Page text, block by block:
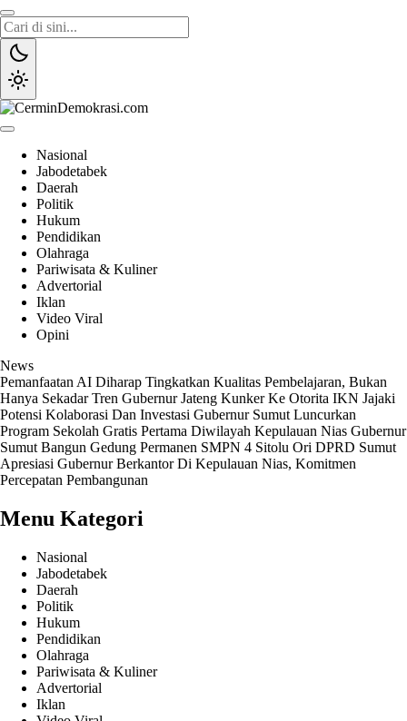
Lewati
ke
konten
Nasional
Jabodetabek
Daerah
Politik
Hukum
Pendidikan
Olahraga
Pariwisata & Kuliner
Advertorial
Iklan
Video Viral
Opini
News
Pemanfaatan AI Diharap Tingkatkan Kualitas Pembelajaran, Bukan
Hanya Sekadar Tren Gubernur Jateng Kunker Ke Otorita IKN Jajaki
Potensi Kolaborasi Dan Investasi Gubernur Sumut Luncurkan
Program Sekolah Gratis Pertama Diwilayah Kepulauan Nias Gubernur
Sumut Bangun Gedung Permanen SMPN 4 Sitolu Ori DPRD Sumut
Apresiasi Gubernur Berkantor Di Kepulauan Nias, Komitmen
Percepatan Pembangunan
Menu Kategori
Nasional
Jabodetabek
Daerah
Politik
Hukum
Pendidikan
Olahraga
Pariwisata & Kuliner
Advertorial
Iklan